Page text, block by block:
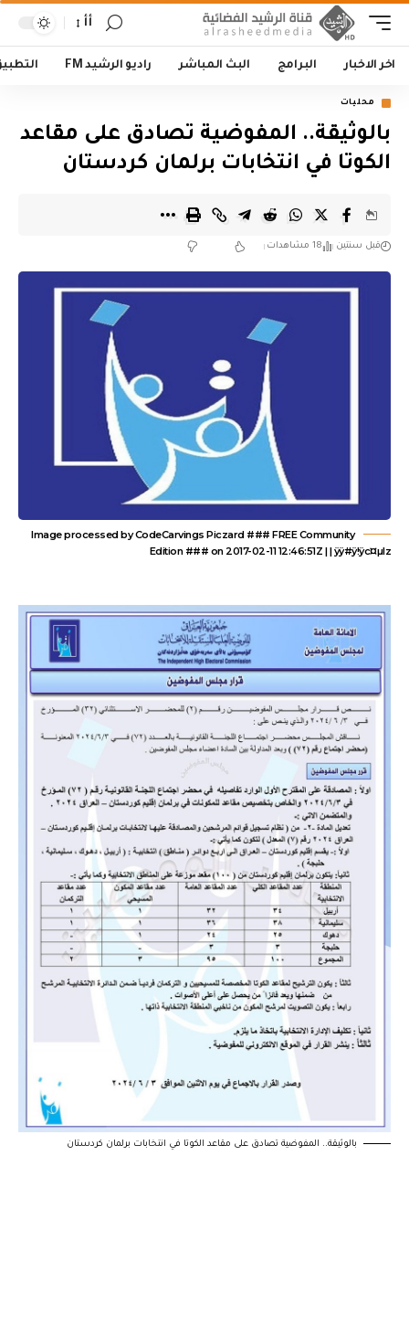
أأ
اخر الاخبار البرامج البث المباشر راديو الرشيد FM
محليات
بالوثيقة.. المفوضية تصادق على مقاعد
الكوتا في انتخابات برلمان كردستان
قبل سنتين 18 مشاهدات
Image processed by CodeCarvings Piczard ### FREE Community
Edition ### on 2017-02-11 12:46:51Z | | ÿÿ#ÿ!ÿc¤µlz
بالوثيقة.. المفوضية تصادق على مقاعد الكوتا في انتخابات برلمان كردستان